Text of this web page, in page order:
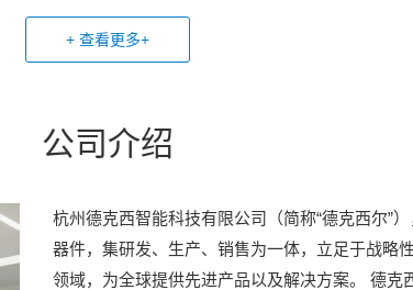
+ 查看更多+
公司介绍
杭州德克西智能科技有限公司（简称“德克西尔”
器件，集研发、生产、销售为一体，立足于战略
领域，为全球提供先进产品以及解决方案。 德克